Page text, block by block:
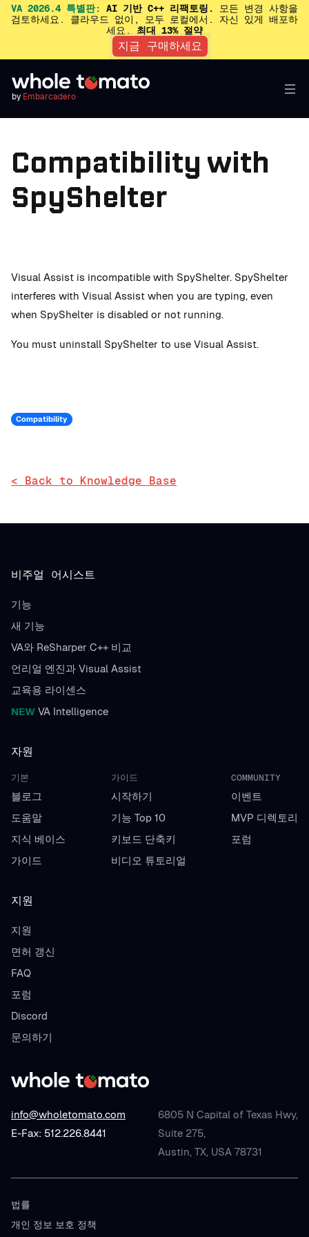
VA 2026.4 특별판: AI 기반 C++ 리팩토링.
모든 변경 사항을
검토하세요. 클라우드 없이, 모두 로컬에서. 자신 있게 배포하
세요. 최대 13% 절약
지금 구매하세요
by Embarcadero
Compatibility with
SpyShelter
Visual Assist is incompatible with SpyShelter. SpyShelter
interferes with Visual Assist when you are typing, even
when SpyShelter is disabled or not running.
You must uninstall SpyShelter to use Visual Assist.
Compatibility
< Back to Knowledge Base
info@wholetomato.com
E-Fax: 512.226.8441
6805 N Capital of Texas Hwy,
Suite 275,
Austin, TX, USA 78731
비주얼 어시스트
기능
새 기능
VA와 ReSharper C++ 비교
언리얼 엔진과 Visual Assist
교육용 라이센스
NEW VA Intelligence
자원
기본
블로그
도움말
지식 베이스
가이드
가이드
시작하기
기능 Top 10
키보드 단축키
비디오 튜토리얼
COMMUNITY
이벤트
MVP 디렉토리
포럼
지원
지원
면허 갱신
FAQ
포럼
Discord
문의하기
법률
개인 정보 보호 정책